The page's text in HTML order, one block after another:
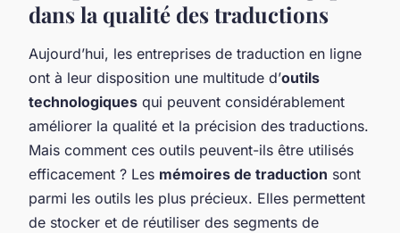
dans la qualité des traductions
Aujourd’hui, les entreprises de traduction en ligne
ont à leur disposition une multitude d’outils
technologiques qui peuvent considérablement
améliorer la qualité et la précision des traductions.
Mais comment ces outils peuvent-ils être utilisés
efficacement ? Les mémoires de traduction sont
parmi les outils les plus précieux. Elles permettent
de stocker et de réutiliser des segments de